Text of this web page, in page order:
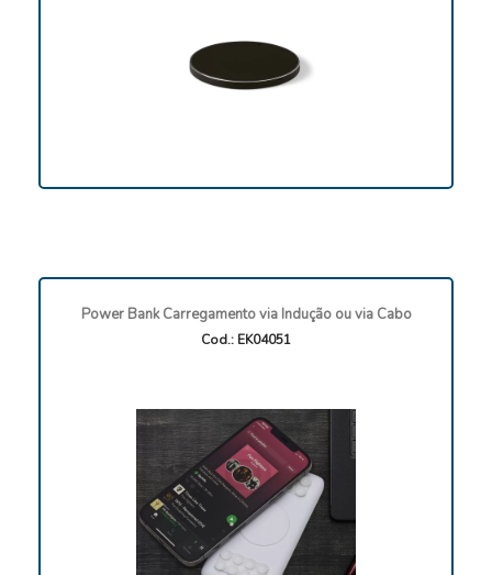
Power Bank Carregamento via Indução ou via Cabo
Cod.: EK04051